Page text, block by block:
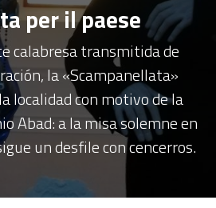
per il paese
calabresa transmitida de
la «Scampanellata»
localidad con motivo de la
Abad: a la misa solemne en
un desfile con cencerros.